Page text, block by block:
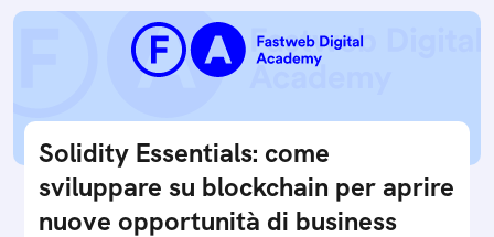
Solidity Essentials: come
sviluppare su blockchain per aprire
nuove opportunità di business